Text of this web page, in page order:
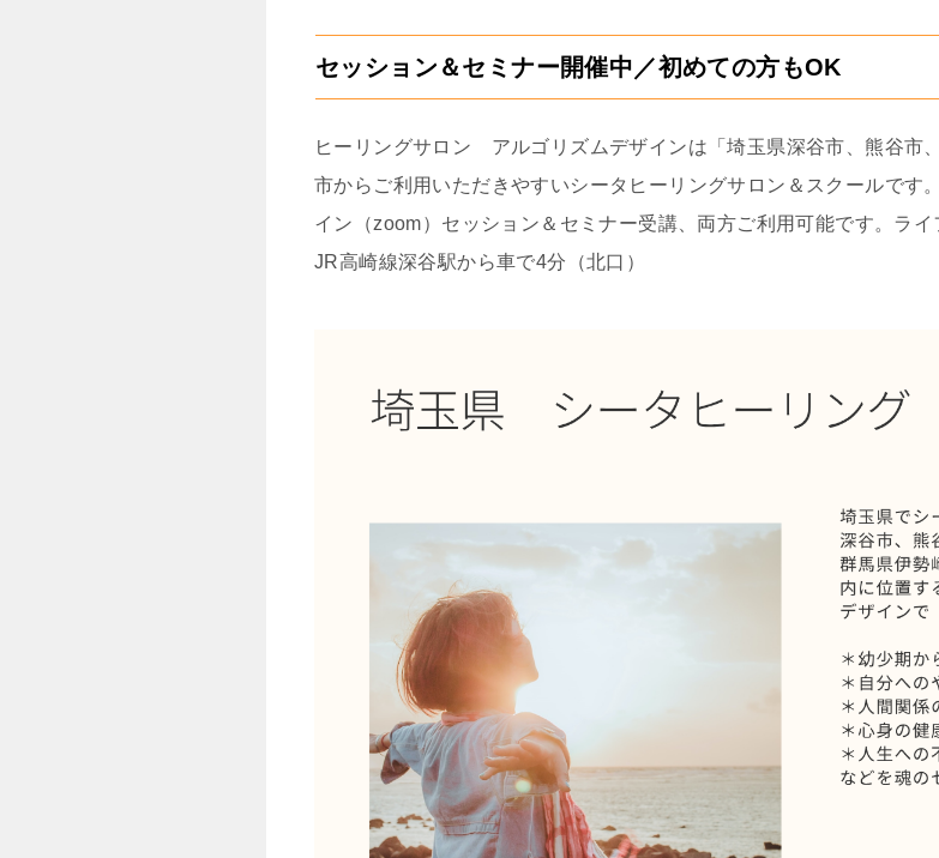
セッション＆セミナー開催中／初めての方もOK
ヒーリングサロン アルゴリズムデザインは「埼玉県深谷市、熊谷市
市からご利用いただきやすいシータヒーリングサロン＆スクールです
イン（zoom）セッション＆セミナー受講、両方ご利用可能です。ライ
JR高崎線深谷駅から車で4分（北口）